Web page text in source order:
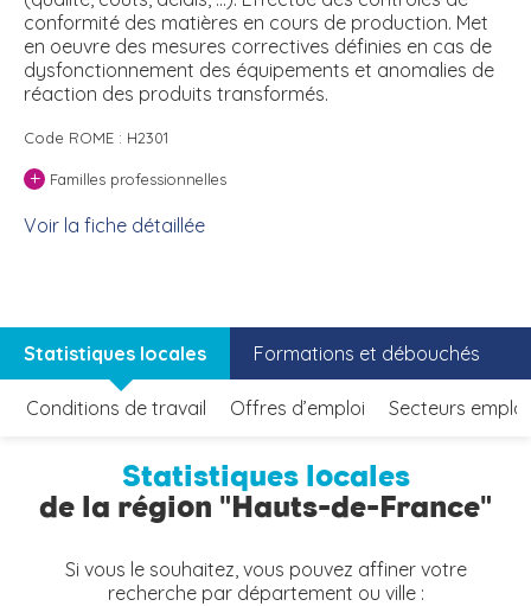
conformité des matières en cours de production. Met
en oeuvre des mesures correctives définies en cas de
dysfonctionnement des équipements et anomalies de
réaction des produits transformés.
Code ROME : H2301
+ Familles professionnelles
Voir la fiche détaillée
Statistiques locales Formations et débouchés
Conditions de travail Offres d’emploi Secteurs
Statistiques locales
de la région "Hauts-de-France"
Si vous le souhaitez, vous pouvez affiner votre
recherche par département ou ville :